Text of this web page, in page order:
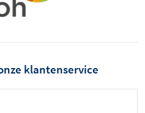
klantenservice